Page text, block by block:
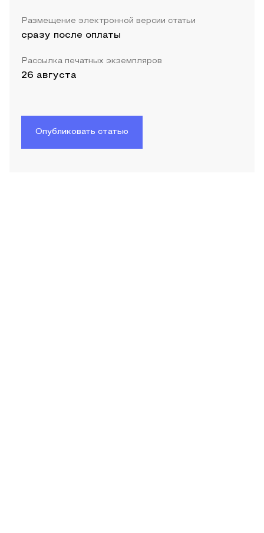
Размещение электронной версии статьи
сразу после оплаты
Рассылка печатных экземпляров
26 августа
Опубликовать статью